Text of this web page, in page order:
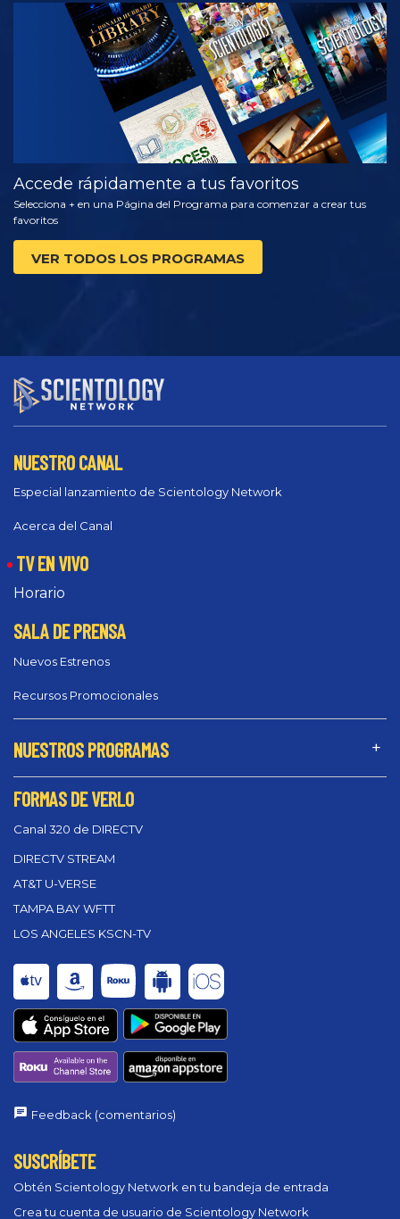
VE
EXPLORA LAS
SERIES
Accede rápidamente a tus favoritos
Selecciona + en una Página del Programa para comenzar a crear tus
favoritos
VER TODOS LOS PROGRAMAS
NUESTRO CANAL
Especial lanzamiento de Scientology Network
Acerca del Canal
TV EN VIVO
Horario
SALA DE PRENSA
Nuevos Estrenos
Recursos Promocionales
NUESTROS PROGRAMAS
FORMAS DE VERLO
Canal 320 de DIRECTV
DIRECTV STREAM
AT&T U-VERSE
TAMPA BAY WFTT
LOS ANGELES KSCN-TV
Feedback (comentarios)
SUSCRÍBETE
Obtén Scientology Network en tu bandeja de entrada
Crea tu cuenta de usuario de Scientology Network